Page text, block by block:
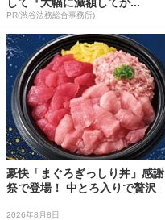
PR(渋谷法務総合事務所)
豪快「まぐろぎっしり丼」感謝
祭で登場！ 中とろ入りで贅沢
2026年8月8日